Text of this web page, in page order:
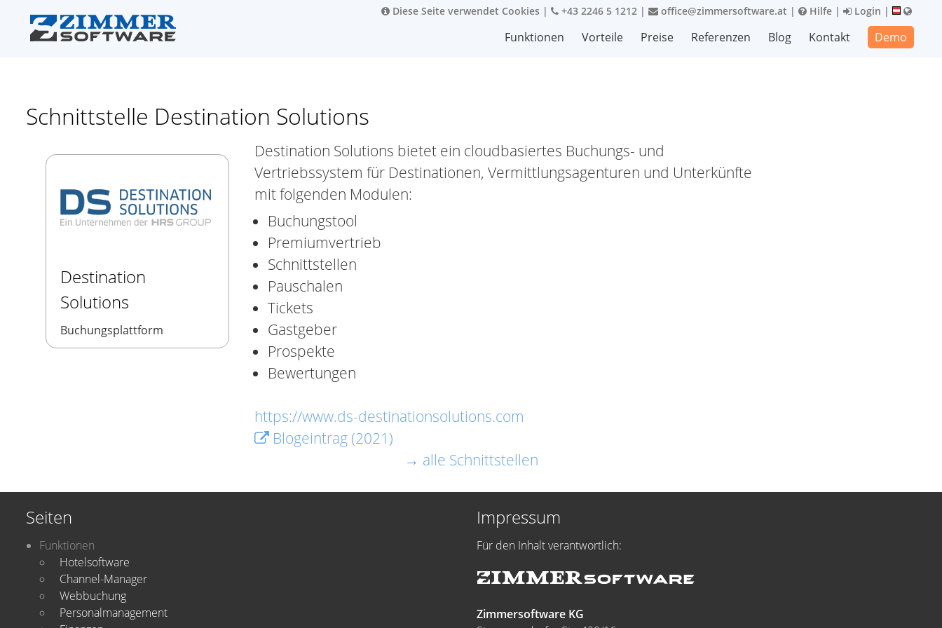
Diese Seite verwendet Cookies | +43 2246 5 1212 | office@zimmersoftware.at | Hilfe | Login |
Funktionen Vorteile Preise Referenzen Blog Kontakt Demo
Schnittstelle Destination Solutions
Destination
Solutions
Buchungsplattform
Destination Solutions bietet ein cloudbasiertes Buchungs- und
Vertriebssystem für Destinationen, Vermittlungsagenturen und Unterkünfte
mit folgenden Modulen:
Buchungstool
Premiumvertrieb
Schnittstellen
Pauschalen
Tickets
Gastgeber
Prospekte
Bewertungen
https://www.ds-destinationsolutions.com
Blogeintrag (2021)
→ alle Schnittstellen
Seiten
Funktionen
Hotelsoftware
Channel-Manager
Webbuchung
Personalmanagement
Impressum
Für den Inhalt verantwortlich:
Zimmersoftware KG